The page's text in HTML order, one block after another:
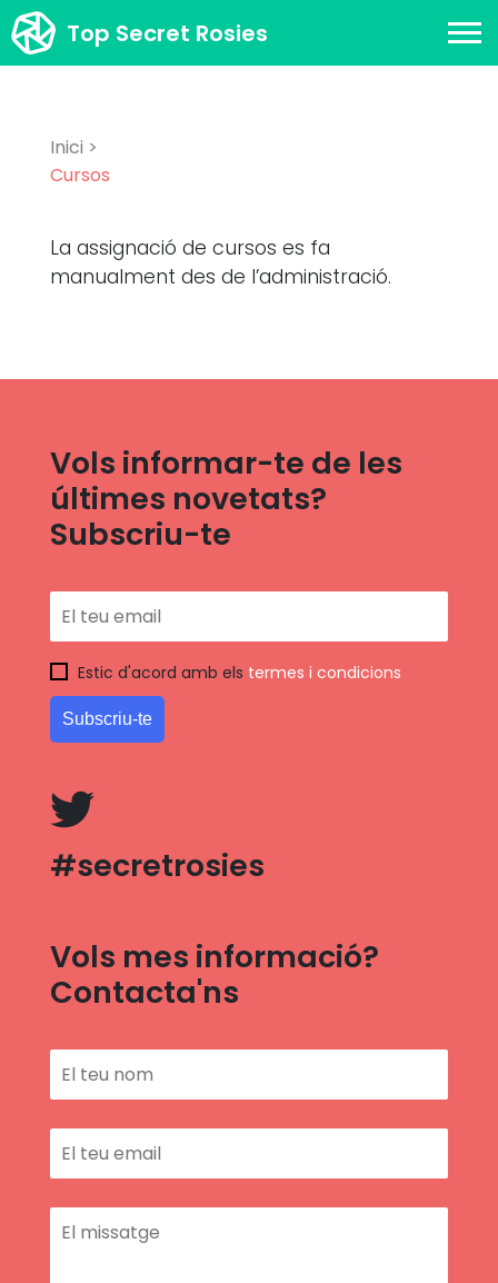
Top Secret Rosies
Inici >
Cursos
La assignació de cursos es fa
manualment des de l’administració.
Vols informar-te de les
últimes novetats?
Subscriu-te
Estic d'acord amb els termes i condicions
#secretrosies
Vols mes informació?
Contacta'ns